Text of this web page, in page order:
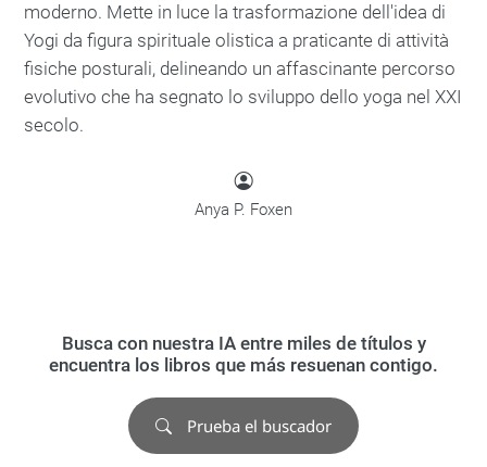
moderno. Mette in luce la trasformazione dell'idea di
Yogi da figura spirituale olistica a praticante di attività
fisiche posturali, delineando un affascinante percorso
evolutivo che ha segnato lo sviluppo dello yoga nel XXI
secolo.
Anya P. Foxen
Busca con nuestra IA entre miles de títulos y
encuentra los libros que más resuenan contigo.
Prueba el buscador